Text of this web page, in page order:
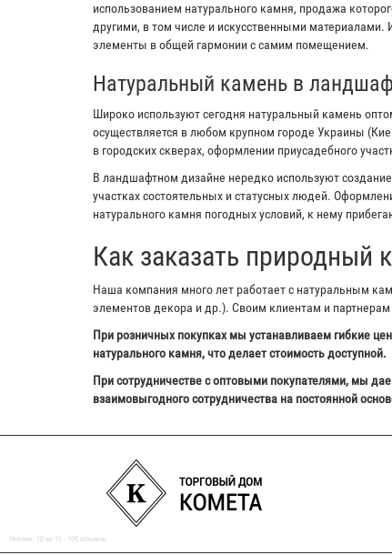
использованием натурального камня, продажа
другими, в том числе и искусственными
элементы в общей гармонии с самим помещением.
Натуральный камень в
Широко используют сегодня натуральный камень
осуществляется в любом крупном городе Украины
в городских скверах, оформлении приусадебного
В ландшафтном дизайне нередко используют
участках состоятельных и статусных людей.
натурального камня погодных условий, к нему
Как заказать природный
Наша компания много лет работает с натуральным
элементов декора и др.). Своим клиентам и
При розничных покупках мы устанавливаем гибкие
натурального камня, что делает стоимость доступной.
При сотрудничестве с оптовыми покупателями, мы
взаимовыгодного сотрудничества на постоянной
Рейтинг: 10 из 10 100 отзывов.